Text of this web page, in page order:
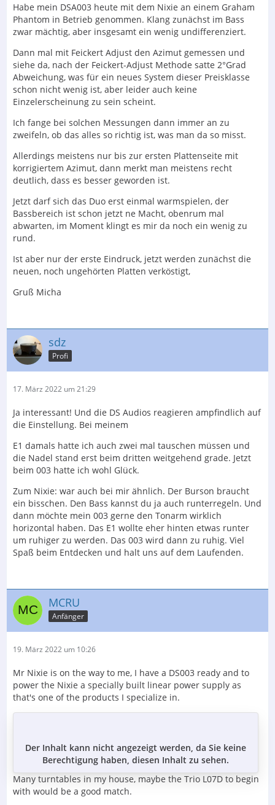
Habe mein DSA003 heute mit dem Nixie an einem Graham
Phantom in Betrieb genommen. Klang zunächst im Bass
zwar mächtig, aber insgesamt ein wenig undifferenziert.
Dann mal mit Feickert Adjust den Azimut gemessen und
siehe da, nach der Feickert-Adjust Methode satte 2°Grad
Abweichung, was für ein neues System dieser Preisklasse
schon nicht wenig ist, aber leider auch keine
Einzelerscheinung zu sein scheint.
Ich fange bei solchen Messungen dann immer an zu
zweifeln, ob das alles so richtig ist, was man da so misst.
Allerdings meistens nur bis zur ersten Plattenseite mit
korrigiertem Azimut, dann merkt man meistens recht
deutlich, dass es besser geworden ist.
Jetzt darf sich das Duo erst einmal warmspielen, der
Bassbereich ist schon jetzt ne Macht, obenrum mal
abwarten, im Moment klingt es mir da noch ein wenig zu
rund.
Ist aber nur der erste Eindruck, jetzt werden zunächst die
neuen, noch ungehörten Platten verköstigt,
Gruß Micha
sdz
Profi
17. März 2022 um 21:29
Ja interessant! Und die DS Audios reagieren ampfindlich auf
die Einstellung. Bei meinem
E1 damals hatte ich auch zwei mal tauschen müssen und
die Nadel stand erst beim dritten weitgehend grade. Jetzt
beim 003 hatte ich wohl Glück.
Zum Nixie: war auch bei mir ähnlich. Der Burson braucht
ein bisschen. Den Bass kannst du ja auch runterregeln. Und
dann möchte mein 003 gerne den Tonarm wirklich
horizontal haben. Das E1 wollte eher hinten etwas runter
um ruhiger zu werden. Das 003 wird dann zu ruhig. Viel
Spaß beim Entdecken und halt uns auf dem Laufenden.
MCRU
Anfänger
19. März 2022 um 10:26
Mr Nixie is on the way to me, I have a DS003 ready and to
power the Nixie a specially built linear power supply as
that's one of the products I specialize in.
Der Inhalt kann nicht angezeigt werden, da Sie keine
Berechtigung haben, diesen Inhalt zu sehen.
Many turntables in my house, maybe the Trio L07D to begin
with would be a good match.